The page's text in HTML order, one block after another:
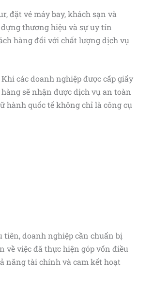
đặt vé máy bay, khách sạn và
thương hiệu và sự uy tín
hàng đối với chất lượng dịch vụ
các doanh nghiệp được cấp giấy
sẽ nhận được dịch vụ an toàn
quốc tế không chỉ là công cụ
tiên, doanh nghiệp cần chuẩn bị
về việc đã thực hiện góp vốn điều
năng tài chính và cam kết hoạt